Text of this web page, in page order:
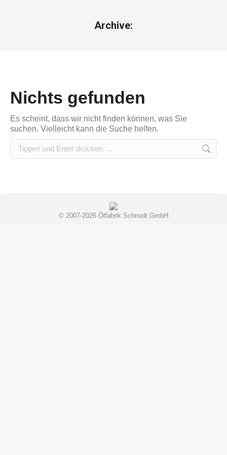
Archive:
Nichts gefunden
Es scheint, dass wir nicht finden können, was Sie
suchen. Vielleicht kann die Suche helfen.
© 2007-2026 Ölfabrik Schmidt GmbH